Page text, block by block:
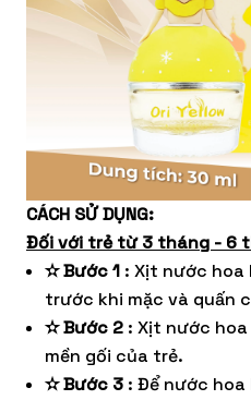
CÁCH SỬ DỤNG:
Đối với trẻ từ 3 tháng - 6
✫ Bước 1 : Xịt nước hoa
trước khi mặc và quấn
✫ Bước 2 : Xịt nước
mền gối của trẻ.
✫ Bước 3 : Để nước